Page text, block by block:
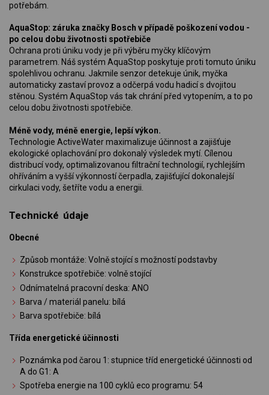
potřebám.
AquaStop: záruka značky Bosch v případě poškození vodou -
po celou dobu životnosti spotřebiče
Ochrana proti úniku vody je při výběru myčky klíčovým
parametrem. Náš systém AquaStop poskytuje proti tomuto úniku
spolehlivou ochranu. Jakmile senzor detekuje únik, myčka
automaticky zastaví provoz a odčerpá vodu hadicí s dvojitou
stěnou. Systém AquaStop vás tak chrání před vytopením, a to po
celou dobu životnosti spotřebiče.
Méně vody, méně energie, lepší výkon.
Technologie ActiveWater maximalizuje účinnost a zajišťuje
ekologické oplachování pro dokonalý výsledek mytí. Cílenou
distribucí vody, optimalizovanou filtrační technologií, rychlejším
ohříváním a vyšší výkonností čerpadla, zajišťující dokonalejší
cirkulaci vody, šetříte vodu a energii.
Technické údaje
Obecné
Způsob montáže: Volně stojící s možností podstavby
Konstrukce spotřebiče: volně stojící
Odnímatelná pracovní deska: ANO
Barva / materiál panelu: bílá
Barva spotřebiče: bílá
Třída energetické účinnosti
Poznámka pod čarou 1: stupnice tříd energetické účinnosti od
A do G1: A
Spotřeba energie na 100 cyklů eco programu: 54